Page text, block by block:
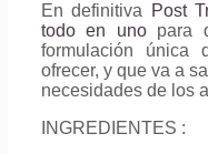
En definitiva
Post
todo en unopara
formulación única
ofrecer, y que va a
necesidades de los
INGREDIENTES :